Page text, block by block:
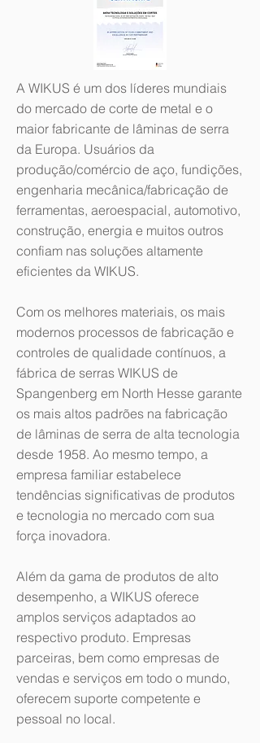
A WIKUS é um dos líderes mundiais
do mercado de corte de metal e o
maior fabricante de lâminas de serra
da Europa. Usuários da
produção/comércio de aço, fundições,
engenharia mecânica/fabricação de
ferramentas, aeroespacial, automotivo,
construção, energia e muitos outros
confiam nas soluções altamente
eficientes da WIKUS.
Com os melhores materiais, os mais
modernos processos de fabricação e
controles de qualidade contínuos, a
fábrica de serras WIKUS de
Spangenberg em North Hesse garante
os mais altos padrões na fabricação
de lâminas de serra de alta tecnologia
desde 1958. Ao mesmo tempo, a
empresa familiar estabelece
tendências significativas de produtos
e tecnologia no mercado com sua
força inovadora.
Além da gama de produtos de alto
desempenho, a WIKUS oferece
amplos serviços adaptados ao
respectivo produto. Empresas
parceiras, bem como empresas de
vendas e serviços em todo o mundo,
oferecem suporte competente e
pessoal no local.